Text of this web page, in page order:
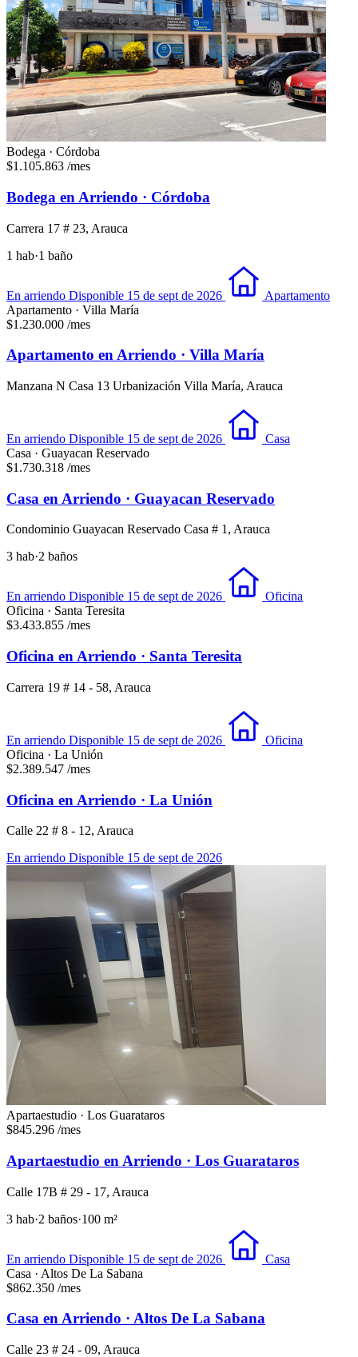
Bodega · Córdoba
$1.105.863 /mes
Bodega en Arriendo · Córdoba
Carrera 17 # 23, Arauca
1 hab·1 baño
En arriendo Disponible 15 de sept de 2026
Apartamento
Apartamento · Villa María
$1.230.000 /mes
Apartamento en Arriendo · Villa María
Manzana N Casa 13 Urbanización Villa María, Arauca
En arriendo Disponible 15 de sept de 2026
Casa
Casa · Guayacan Reservado
$1.730.318 /mes
Casa en Arriendo · Guayacan Reservado
Condominio Guayacan Reservado Casa # 1, Arauca
3 hab·2 baños
En arriendo Disponible 15 de sept de 2026
Oficina
Oficina · Santa Teresita
$3.433.855 /mes
Oficina en Arriendo · Santa Teresita
Carrera 19 # 14 - 58, Arauca
En arriendo Disponible 15 de sept de 2026
Oficina
Oficina · La Unión
$2.389.547 /mes
Oficina en Arriendo · La Unión
Calle 22 # 8 - 12, Arauca
En arriendo Disponible 15 de sept de 2026
Apartaestudio · Los Guarataros
$845.296 /mes
Apartaestudio en Arriendo · Los Guarataros
Calle 17B # 29 - 17, Arauca
3 hab·2 baños·100 m²
En arriendo Disponible 15 de sept de 2026
Casa
Casa · Altos De La Sabana
$862.350 /mes
Casa en Arriendo · Altos De La Sabana
Calle 23 # 24 - 09, Arauca